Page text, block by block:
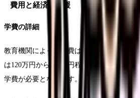
費用と経済的支援
学費の詳細
教育機関によって学費は大きく異なりま
は120万円から180万円程度、大学院は年
学費が必要となります。